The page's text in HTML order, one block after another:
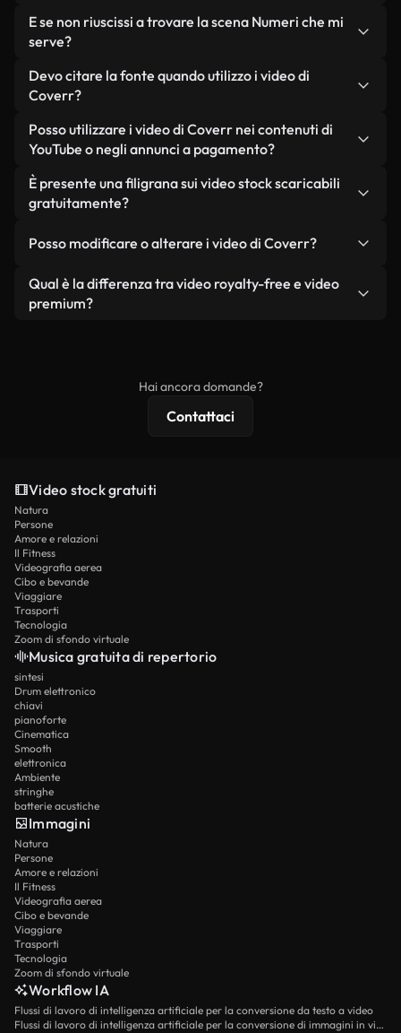
Numeri, e da video generati dall'intelligenza
artificiale. Ogni video è chiaramente etichettato,
Non se scegli le nostre versioni ottimizzate.
Offriamo formati leggeri e pronti per il web,
mantengono alta la qualità, riducono al minimo i
tempi di caricamento e migliorano parametri
come LCP.
E se non riuscissi a trovare la scena Numeri che mi
serve?
Puoi crearne uno all'istante utilizzando Coverr AI
Studio. Ti basta descrivere la scena, ad esempio
secondi un video personalizzato in conformità con
i nostri standard di licenza.
Devo citare la fonte quando utilizzo i video di
Coverr?
Non è richiesto alcun riconoscimento dell'autore.
Tutti i video presenti nella nostra libreria sono
senza citare il creatore, sebbene sia sempre
gradito.
Posso utilizzare i video di Coverr nei contenuti di
YouTube o negli annunci a pagamento?
Sì. Tutti i filmati di Coverr possono essere utilizzati
in video monetizzati su YouTube, promozioni sui
condizione che non si rivendano o ridistribuiscano
È presente una filigrana sui video stock scaricabili
gratuitamente?
reali o generati dall'intelligenza artificiale, include
filigrane. Avrai a disposizione filmati puliti e pronti
all'uso.
Posso modificare o alterare i video di Coverr?
Sì. Siete liberi di tagliare, ritagliare o remixare i
nostri video. Assicuratevi solo che il prodotto
Qual è la differenza tra video royalty-free e video
premium?
Hai ancora domande?
Contattaci
Video stock gratuiti
Natura
Persone
Amore e relazioni
Il Fitness
Videografia aerea
Cibo e bevande
Viaggiare
Trasporti
Tecnologia
Zoom di sfondo virtuale
Musica gratuita di repertorio
sintesi
Drum elettronico
chiavi
pianoforte
Cinematica
Smooth
elettronica
Ambiente
stringhe
batterie acustiche
Immagini
Natura
Persone
Amore e relazioni
Il Fitness
Videografia aerea
Cibo e bevande
Viaggiare
Trasporti
Tecnologia
Zoom di sfondo virtuale
Workflow IA
Flussi di lavoro di intelligenza artificiale per la conversione da testo a video
Flussi di lavoro di intelligenza artificiale per la conversione di immagini in video